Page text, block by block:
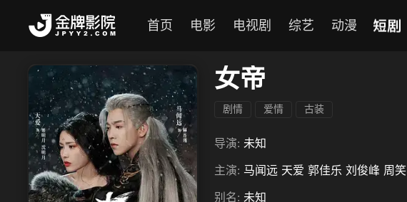
首页 电影 电视剧 综艺 动漫 短剧
女帝
剧情 爱情 古装
导演: 未知
主演: 马闻远 天爱 郭佳乐 刘俊峰 周笑
别名: 未知